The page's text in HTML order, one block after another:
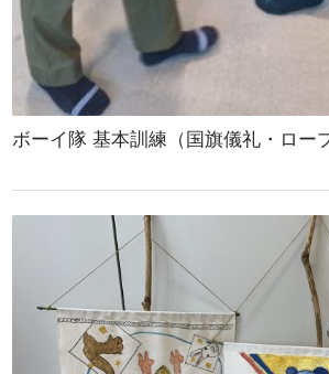
ボーイ隊 基本訓練（国旗儀礼・ロー